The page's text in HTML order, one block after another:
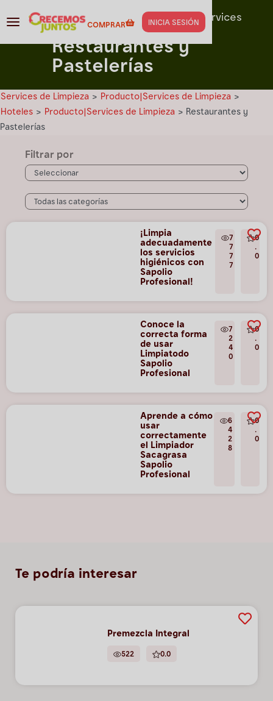
COMPRAR INICIA SESIÓN
Capacitación para Producto|Services
de Limpieza
Restaurantes y
Pastelerías
Services de Limpieza > Producto|Services de Limpieza >
Hoteles > Producto|Services de Limpieza > Restaurantes y
Pastelerías
Filtrar por
¡Limpia
adecuadamente
los servicios
higiénicos con
Sapolio
Profesional!
7
7
7
7
0
.
0
Conoce la
correcta forma
de usar
Limpiatodo
Sapolio
Profesional
7
2
4
0
0
.
0
Aprende a cómo
usar
correctamente
el Limpiador
Sacagrasa
Sapolio
Profesional
6
4
2
8
0
.
0
Te podría interesar
Premezcla Integral
522 0.0